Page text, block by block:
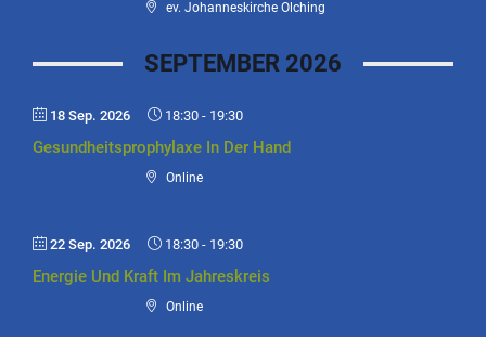
ev. Johanneskirche Olching
SEPTEMBER 2026
18 Sep. 2026 18:30 - 19:30
Gesundheitsprophylaxe In Der Hand
Online
22 Sep. 2026 18:30 - 19:30
Energie Und Kraft Im Jahreskreis
Online